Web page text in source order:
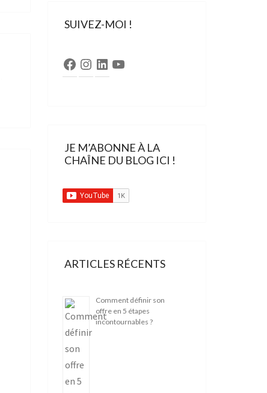
SUIVEZ-MOI !
Facebook
Instagram
LinkedInYouTube
JE M’ABONNE À LA
CHAÎNE DU BLOG ICI !
ARTICLES RÉCENTS
Comment définir son
offre en 5 étapes
incontournables ?